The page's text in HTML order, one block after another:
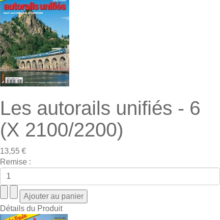
Les autorails unifiés - 6
(X 2100/2200)
13,55 €
Remise :
Détails du Produit